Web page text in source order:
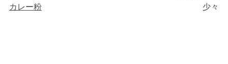
カレー粉
少々